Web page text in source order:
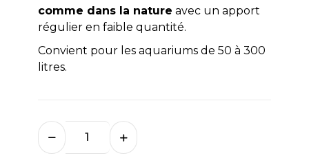
comme dans la nature avec un apport
régulier en faible quantité.
Convient pour les aquariums de 50 à 300
litres.